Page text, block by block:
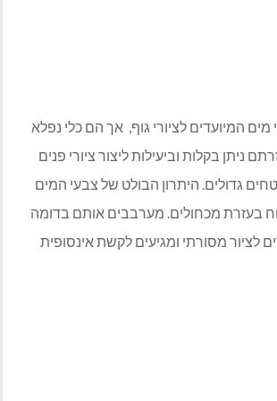
המיועדים לציורי גוף, אך הם כלי נפלא
ניתן בקלות וביעילות ליצור ציורי פנים
גדולים. היתרון הבולט של צבעי המים
בעזרת מכחולים. מערבבים אותם בדומה
לציור מסורתי ומגיעים לקשת אינסופית